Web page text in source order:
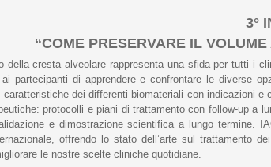
3°
“COME PRESERVARE IL
della cresta alveolare rappresenta una sfida per tutti i
ai partecipanti di apprendere e confrontare le diverse
caratteristiche dei differenti biomateriali con indicazioni
protocolli e piani di trattamento con follow-up a
e dimostrazione scientifica a lungo
offrendo lo stato dell’arte sul trattamento
le nostre scelte cliniche quotidiane.